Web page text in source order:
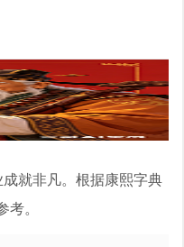
就非凡。根据康熙字典
。